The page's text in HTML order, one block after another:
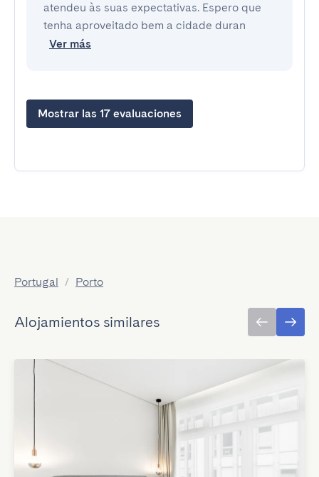
atendeu às suas expectativas. Espero que
tenha aproveitado bem a cidade duran
Ver más
Mostrar las 17 evaluaciones
Portugal / Porto
Alojamientos similares